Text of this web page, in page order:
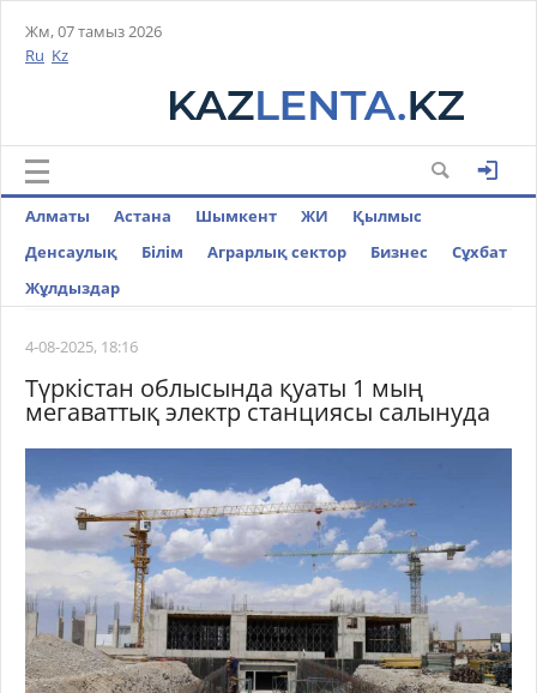
Жм, 07 тамыз 2026
Ru Kz
Алматы Астана Шымкент ЖИ
Қылмыс
Денсаулық
Білім Аграрлық сектор Бизнес
Cұхбат
Жұлдыздар
4-08-2025, 18:16
Түркістан облысында қуаты 1 мың
мегаваттық электр станциясы салынуда